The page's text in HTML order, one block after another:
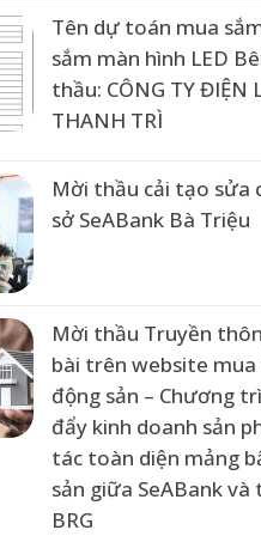
Tên dự toán mua
sắm màn hình LED
thầu: CÔNG TY ĐIỆN
THANH TRÌ
Mời thầu cải tạo sửa
sở SeABank Bà Triệu
Mời thầu Truyền
bài trên website
động sản – Chương
đẩy kinh doanh sản
tác toàn diện mảng
sản giữa SeABank và
BRG